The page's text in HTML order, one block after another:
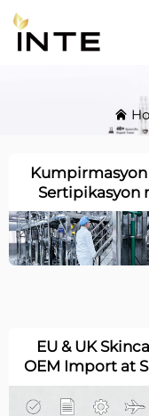
Sertipikasyon
CPNP at
Pagkakasunod-
sa
EU & UK
OEM Import at
Solution